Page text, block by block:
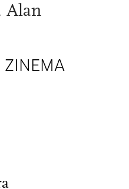
Alan
ZINEMA